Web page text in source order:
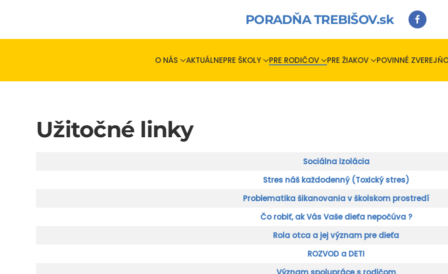
PORADŇA TREBIŠOV.sk
O NÁS AKTUÁLNEPRE ŠKOLY PRE RODIČOV PRE ŽIAKOV POVINNÉ
Užitočné linky
Sociálna izolácia
Stres náš každodenný (Toxický stres)
Problematika šikanovania v školskom prostredí
Čo robiť, ak Vás Vaše dieťa nepočúva ?
Rola otca a jej význam pre dieťa
ROZVOD a DETI